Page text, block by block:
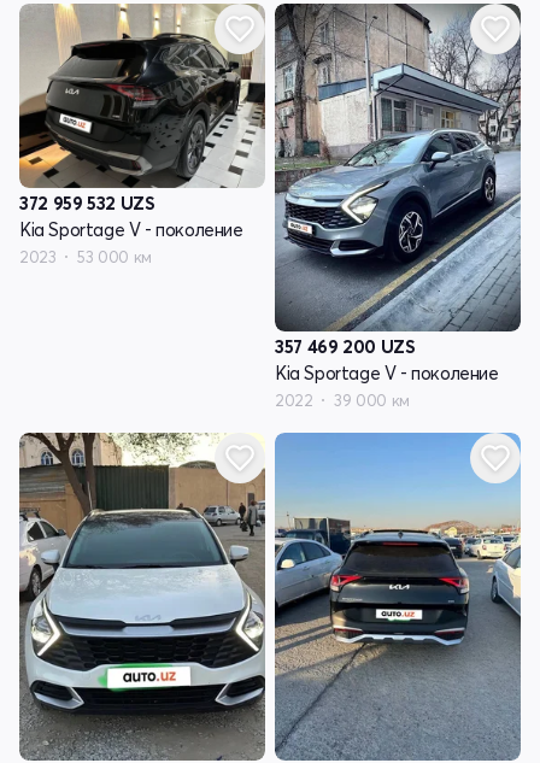
372 959 532 UZS
Kia Sportage V - поколение
2023 53 000 км
357 469 200 UZS
Kia Sportage V - поколение
2022 39 000 км